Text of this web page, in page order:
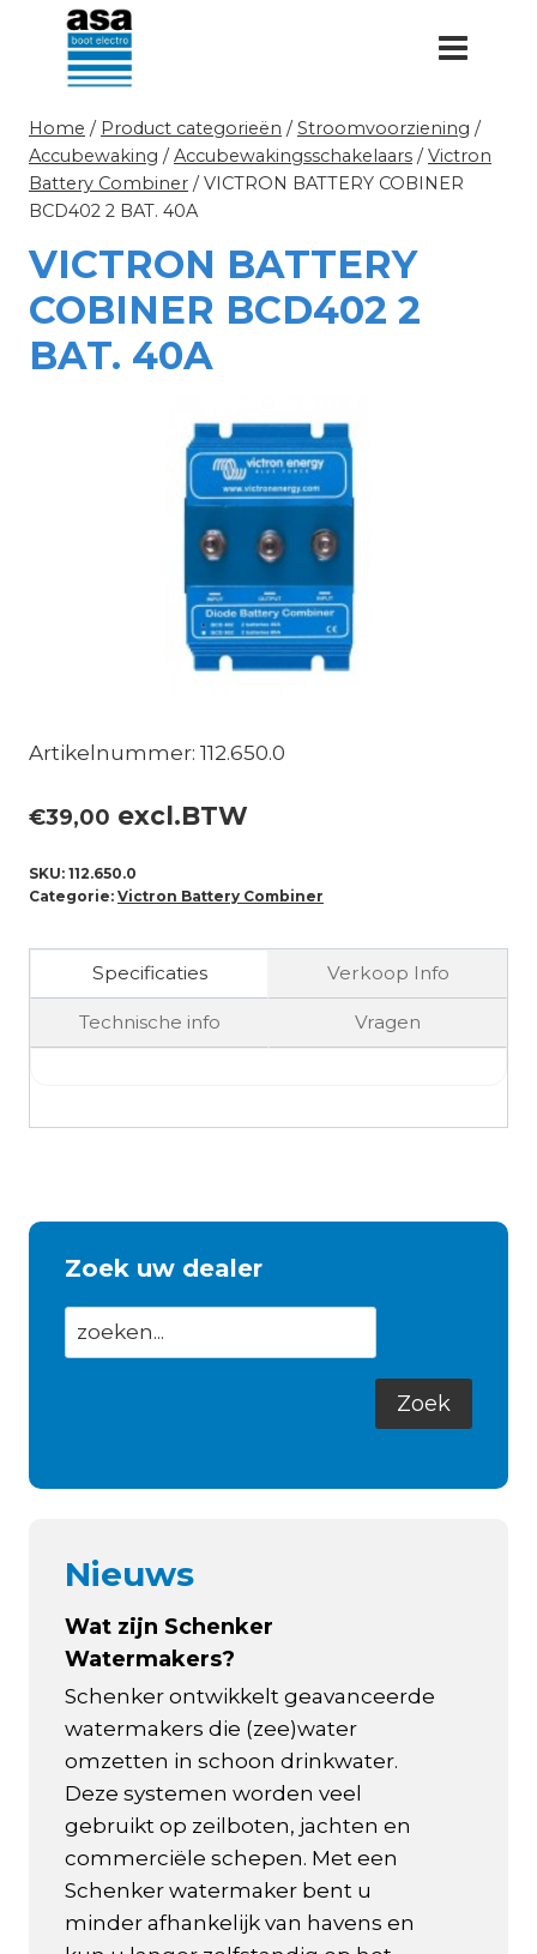
Doorgaan
inhoud
Home / Product categorieën / Stroomvoorziening /
Accubewaking / Accubewakingsschakelaars / Victron
Battery Combiner / VICTRON BATTERY COBINER
BCD402 2 BAT. 40A
VICTRON BATTERY
COBINER BCD402 2
BAT. 40A
Artikelnummer: 112.650.0
€39,00 excl.BTW
SKU: 112.650.0
Categorie: Victron Battery Combiner
Specificaties Verkoop Info
Technische info Vragen
Zoek uw dealer
Nieuws
Wat zijn Schenker
Watermakers?
Schenker ontwikkelt geavanceerde
watermakers die (zee)water
omzetten in schoon drinkwater.
Deze systemen worden veel
gebruikt op zeilboten, jachten en
commerciële schepen. Met een
Schenker watermaker bent u
minder afhankelijk van havens en